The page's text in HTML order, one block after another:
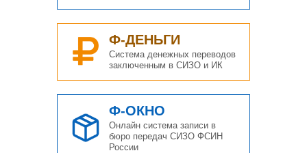
Ф-ДЕНЬГИ
Система денежных переводов
заключенным в СИЗО и ИК
Ф-ОКНО
Онлайн система записи в
бюро передач СИЗО ФСИН
России